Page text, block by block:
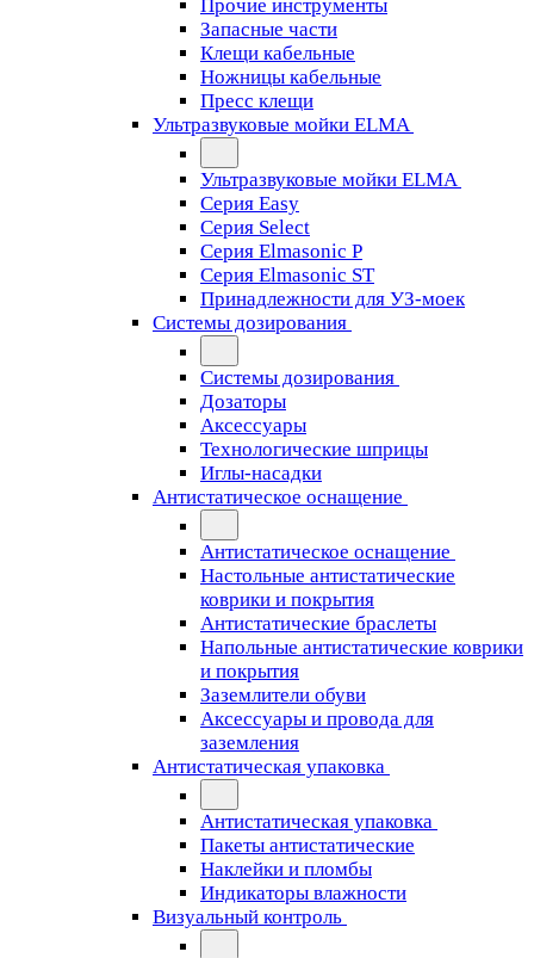
Прочие инструменты
Запасные части
Клещи кабельные
Ножницы кабельные
Пресс клещи
Ультразвуковые мойки ELMA
Ультразвуковые мойки ELMA
Серия Easy
Серия Select
Серия Elmasonic P
Серия Elmasonic ST
Принадлежности для УЗ-моек
Системы дозирования
Системы дозирования
Дозаторы
Аксессуары
Технологические шприцы
Иглы-насадки
Антистатическое оснащение
Антистатическое оснащение
Настольные антистатические
коврики и покрытия
Антистатические браслеты
Напольные антистатические коврики
и покрытия
Заземлители обуви
Аксессуары и провода для
заземления
Антистатическая упаковка
Антистатическая упаковка
Пакеты антистатические
Наклейки и пломбы
Индикаторы влажности
Визуальный контроль